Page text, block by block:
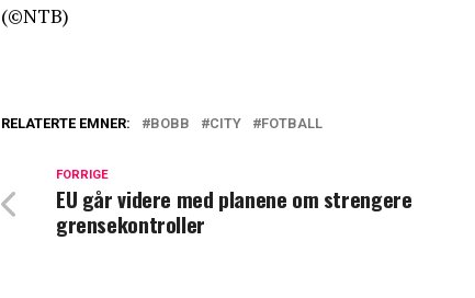
(©NTB)
RELATERTE EMNER: BOBB CITY FOTBALL
FORRIGE
EU går videre med planene om strengere
grensekontroller